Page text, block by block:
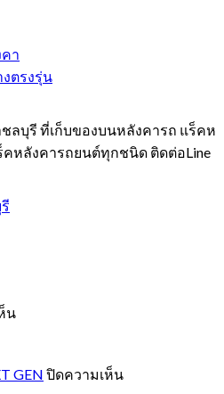
า
งตรงรุ่น
ลบุรี ที่เก็บของบนหลังคารถ แร็คห
คหลังคารถยนต์ทุกชนิด ติดต่อLine
นบน
GEN ปิดความเห็นบน